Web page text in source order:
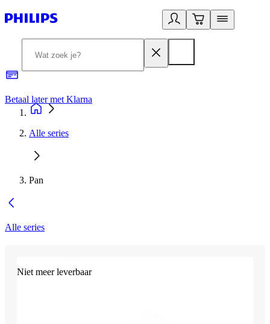
Betaal later met Klarna
Alle series
Pan
Alle series
Niet meer leverbaar